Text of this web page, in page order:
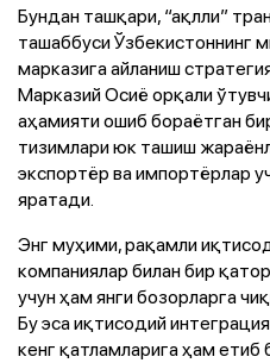
Бундан ташқари, “ақлли”
ташаббуси Ўзбекистоннинг
марказига айланиш
Марказий Осиё орқали
аҳамияти ошиб бораётган
тизимлари юк ташиш
экспортёр ва импортёрлар
яратади.
Энг муҳими, рақамли
компаниялар билан бир
учун ҳам янги бозорларга
Бу эса иқтисодий
кенг қатламларига ҳам